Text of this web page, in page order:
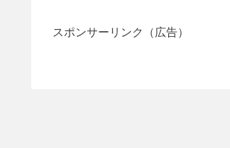
スポンサーリンク（広告）